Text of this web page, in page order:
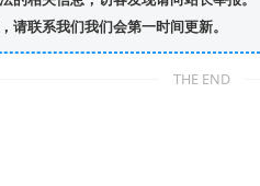
请联系我们我们会第一时间更新。
THE END